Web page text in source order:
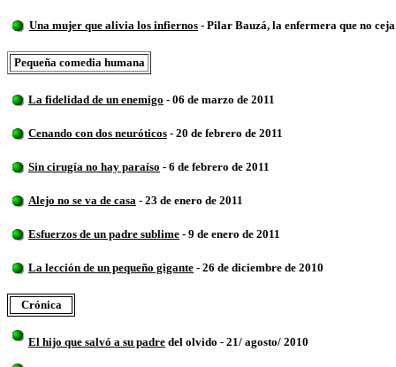
Una mujer que alivia los infiernos - Pilar Bauzá, la enfermera que no
Pequeña comedia humana
La fidelidad de un enemigo - 06 de marzo de 2011
Cenando con dos neuróticos - 20 de febrero de 2011
Sin cirugía no hay paraíso - 6 de febrero de 2011
Alejo no se va de casa - 23 de enero de 2011
Esfuerzos de un padre sublime - 9 de enero de 2011
La lección de un pequeño gigante - 26 de diciembre de 2010
Crónica
El hijo que salvó a su padre del olvido - 21/ agosto/ 2010